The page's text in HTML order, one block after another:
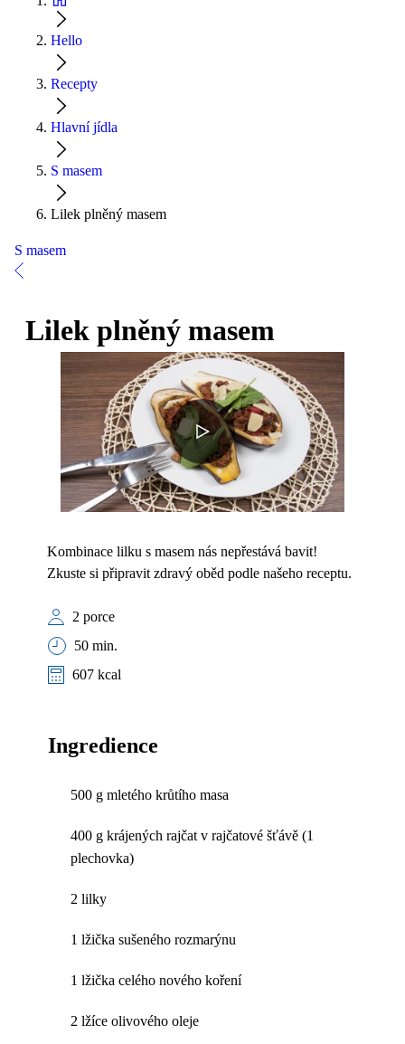
Hello
Recepty
Hlavní jídla
S masem
Lilek plněný masem
S masem
Lilek plněný masem
Kombinace lilku s masem nás nepřestává bavit!
Zkuste si připravit zdravý oběd podle našeho receptu.
2 porce
50 min.
607 kcal
Ingredience
500 g mletého krůtího masa
400 g krájených rajčat v rajčatové šťávě (1
plechovka)
2 lilky
1 lžička sušeného rozmarýnu
1 lžička celého nového koření
2 lžíce olivového oleje